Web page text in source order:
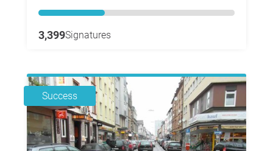
3,399Signatures
Success